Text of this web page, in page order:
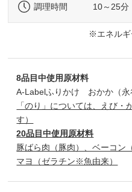
調理時間
10～25分
エネル
8品目中使用原材料
A-Labelふりかけ おかか（永
「のり」については、えび・
す）
20品目中使用原材料
豚ばら肉（豚肉）、ベーコン
マヨ（ゼラチン※魚由来）